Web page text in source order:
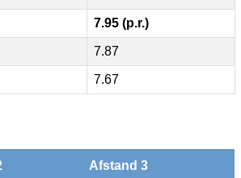
7.95 (p.r.)
7.87
7.67
Afstand 3